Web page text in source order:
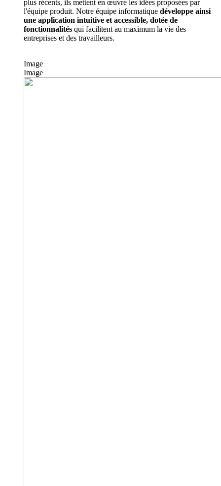
plus récents, ils mettent en œuvre les idées proposées par
l'équipe produit. Notre équipe informatique développe ainsi
une application intuitive et accessible, dotée de
fonctionnalités qui facilitent au maximum la vie des
entreprises et des travailleurs.
Image
Image